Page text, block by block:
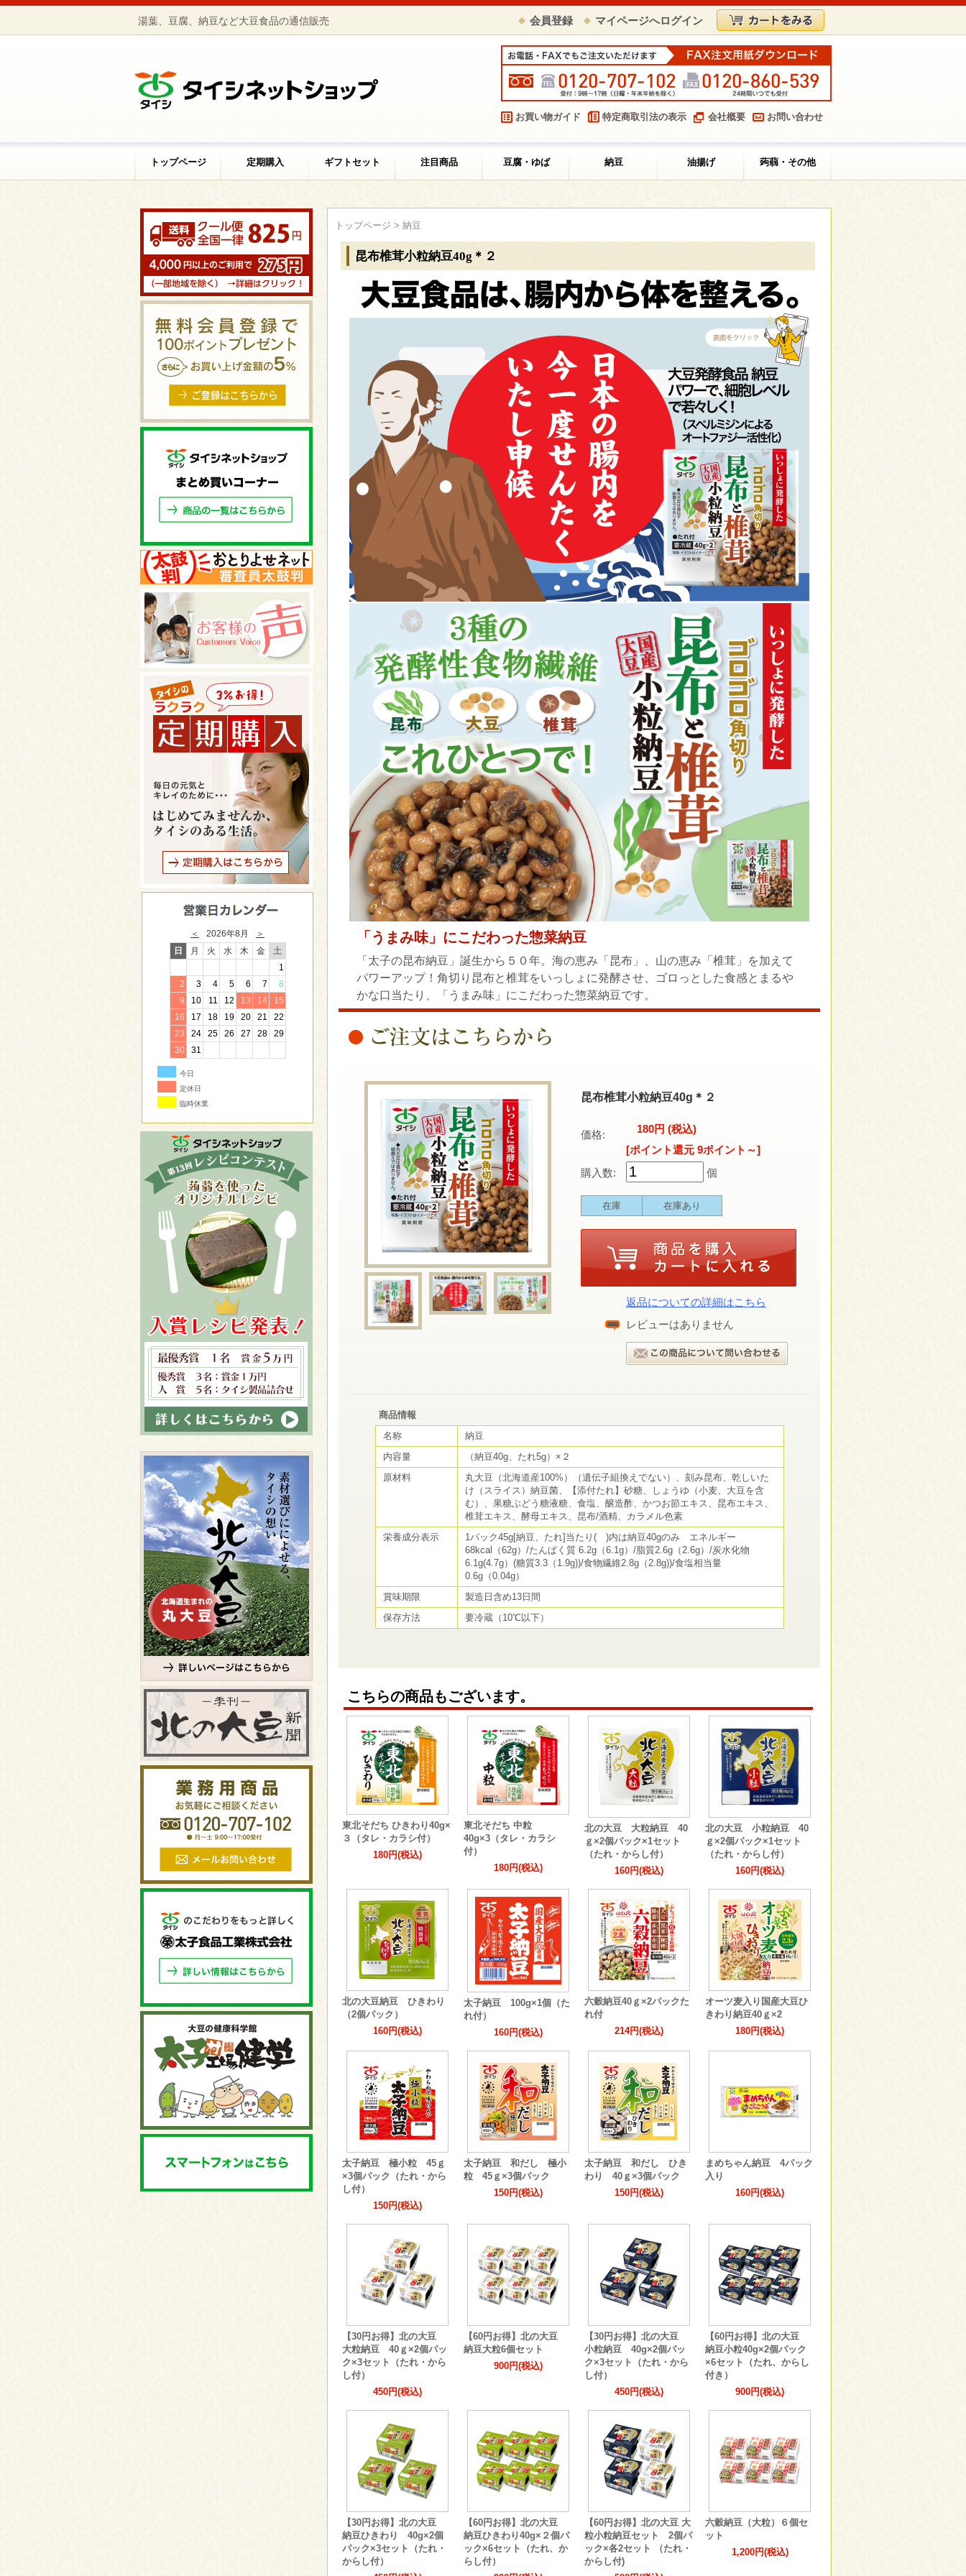
湯葉、豆腐、納豆など大豆食品の通信販売 マイページへログイン
会員登録
お買い物ガイド 特定商取引法の表示 会社概要 お問い合わせ
トップページ 定期購入 ギフトセット 注目商品 豆腐・ゆば 納豆 油揚げ 蒟蒻・その他
＜ 2026年8月
＞
日
月 火 水 木 金
土
1
2
3 4 5 6 7
8
9
10 11 12 13 14
15
16
17 18 19 20 21
22
23
24 25 26 27 28
29
30
31
今日
定休日
臨時休業
トップページ > 納豆
昆布椎茸小粒納豆40g＊２
「うまみ味」にこだわった惣菜納豆
「太子の昆布納豆」誕生から５０年。海の恵み「昆布」、山の恵み「椎茸」を加えて
パワーアップ！角切り昆布と椎茸をいっしょに発酵させ、ゴロっとした食感とまるや
かな口当たり、「うまみ味」にこだわった惣菜納豆です。
昆布椎茸小粒納豆40g＊２
価格:
180円 (税込)
[ポイント還元 9ポイント～]
購入数:
個
在庫 在庫あり
返品についての詳細はこちら
レビューはありません
商品情報
名称
納豆
内容量
（納豆40g、たれ5g）×２
原材料
丸大豆（北海道産100%）（遺伝子組換えでない）、刻み昆布、乾しいた
け（スライス）納豆菌、【添付たれ】砂糖、しょうゆ（小麦、大豆を含
む）、果糖ぶどう糖液糖、食塩、醸造酢、かつお節エキス、昆布エキス、
椎茸エキス、酵母エキス、昆布/酒精、カラメル色素
栄養成分表示
1パック45g[納豆、たれ]当たり( )内は納豆40gのみ エネルギー
68kcal（62g）/たんぱく質 6.2g（6.1g）/脂質2.6g（2.6g）/炭水化物
6.1g(4.7g）(糖質3.3（1.9g))/食物繊維2.8g（2.8g))/食塩相当量
0.6g（0.04g）
賞味期限
製造日含め13日間
保存方法
要冷蔵（10℃以下）
こちらの商品もございます。
東北そだち ひきわり40g×
３（タレ・カラシ付）
180円(税込)
東北そだち 中粒
40g×3（タレ・カラシ
付）
180円(税込)
北の大豆 大粒納豆 40
ｇ×2個パック×1セット
（たれ・からし付）
160円(税込)
北の大豆 小粒納豆 40
ｇ×2個パック×1セット
（たれ・からし付）
160円(税込)
北の大豆納豆 ひきわり
（2個パック）
160円(税込)
太子納豆 100g×1個（た
れ付）
160円(税込)
六穀納豆40ｇ×2パックた
れ付
214円(税込)
オーツ麦入り国産大豆ひ
きわり納豆40ｇ×2
180円(税込)
太子納豆 極小粒 45ｇ
×3個パック（たれ・から
し付）
150円(税込)
太子納豆 和だし 極小
粒 45ｇ×3個パック
150円(税込)
太子納豆 和だし ひき
わり 40ｇ×3個パック
150円(税込)
まめちゃん納豆 4パック
入り
160円(税込)
【30円お得】北の大豆
大粒納豆 40ｇ×2個パッ
ク×3セット（たれ・から
し付）
450円(税込)
【60円お得】北の大豆
納豆大粒6個セット
900円(税込)
【30円お得】北の大豆
小粒納豆 40g×2個パッ
ク×3セット（たれ・から
し付）
450円(税込)
【60円お得】北の大豆
納豆小粒40g×2個パック
×6セット（たれ、からし
付き）
900円(税込)
【30円お得】北の大豆
納豆ひきわり 40g×2個
パック×3セット（たれ・
からし付）
【60円お得】北の大豆
納豆ひきわり40g×２個パ
ック×6セット（たれ、か
らし付）
【60円お得】北の大豆 大
粒小粒納豆セット 2個パ
ック×各2セット （たれ・
からし付)
六穀納豆（大粒）６個セ
ット
1,200円(税込)